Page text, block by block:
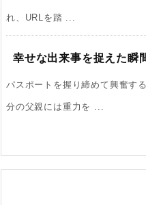
れ、URLを踏 ...
幸せな出来事を捉えた瞬
パスポートを握り締めて興奮す
分の父親には重力を ...